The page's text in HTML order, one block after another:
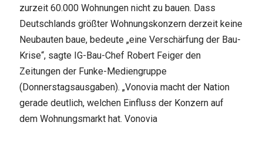
zurzeit 60.000 Wohnungen nicht zu bauen. Dass
Deutschlands größter Wohnungskonzern derzeit keine
Neubauten baue, bedeute „eine Verschärfung der Bau-
Krise“, sagte IG-Bau-Chef Robert Feiger den
Zeitungen der Funke-Mediengruppe
(Donnerstagsausgaben). „Vonovia macht der Nation
gerade deutlich, welchen Einfluss der Konzern auf
dem Wohnungsmarkt hat. Vonovia